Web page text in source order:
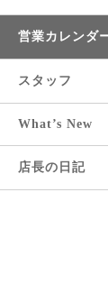
営業カレンダ
スタッフ
What’s New
店長の日記